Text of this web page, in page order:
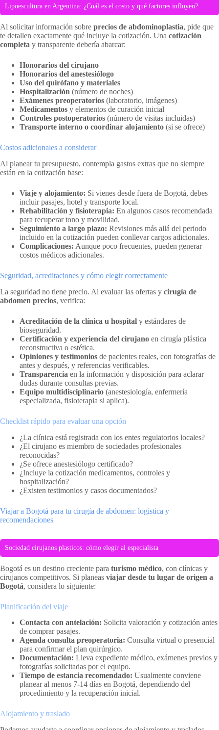
Lipoescultura en Argentina: ¿Cuál es el costo y qué factores influyen?
Al solicitar información sobre precios de abdominoplastia, pide que
te detallen exactamente qué incluye la cotización. Una cotización
completa y transparente debería abarcar:
Honorarios del cirujano
Honorarios del anestesiólogo
Uso del quirófano y materiales
Hospitalización (número de noches)
Exámenes preoperatorios (laboratorio, imágenes)
Medicamentos y elementos de curación inicial
Controles postoperatorios (número de visitas incluidas)
Transporte interno o coordinar alojamiento (si se ofrece)
Costos adicionales a considerar
Al planear tu presupuesto, contempla gastos extras que no siempre
están en la cotización base:
Viaje y alojamiento: Si vienes desde fuera de Bogotá, debes
incluir pasajes, hotel y transporte local.
Rehabilitación y fisioterapia: En algunos casos recomendada
para recuperar tono y movilidad.
Seguimiento a largo plazo: Revisiones más allá del periodo
incluido en la cotización pueden conllevar cargos adicionales.
Complicaciones: Aunque poco frecuentes, pueden generar
costos médicos adicionales.
Seguridad, acreditaciones y cómo elegir correctamente
La seguridad no tiene precio. Al evaluar las ofertas y cirugía de
abdomen precios, verifica:
Acreditación de la clínica u hospital y estándares de
bioseguridad.
Certificación y experiencia del cirujano en cirugía plástica
reconstructiva o estética.
Opiniones y testimonios de pacientes reales, con fotografías de
antes y después, y referencias verificables.
Transparencia en la información y disposición para aclarar
dudas durante consultas previas.
Equipo multidisciplinario (anestesiología, enfermería
especializada, fisioterapia si aplica).
Checklist rápido para evaluar una opción
¿La clínica está registrada con los entes regulatorios locales?
¿El cirujano es miembro de sociedades profesionales
reconocidas?
¿Se ofrece anestesiólogo certificado?
¿Incluye la cotización medicamentos, controles y
hospitalización?
¿Existen testimonios y casos documentados?
Viajar a Bogotá para tu cirugía de abdomen: logística y
recomendaciones
Sociedad cirujanos plasticos: cómo elegir al especialista
Bogotá es un destino creciente para turismo médico, con clínicas y
cirujanos competitivos. Si planeas viajar desde tu lugar de origen a
Bogotá, considera lo siguiente:
Planificación del viaje
Contacta con antelación: Solicita valoración y cotización antes
de comprar pasajes.
Agenda consulta preoperatoria: Consulta virtual o presencial
para confirmar el plan quirúrgico.
Documentación: Lleva expediente médico, exámenes previos y
fotografías solicitadas por el equipo.
Tiempo de estancia recomendado: Usualmente conviene
planear al menos 7-14 días en Bogotá, dependiendo del
procedimiento y la recuperación inicial.
Alojamiento y traslado